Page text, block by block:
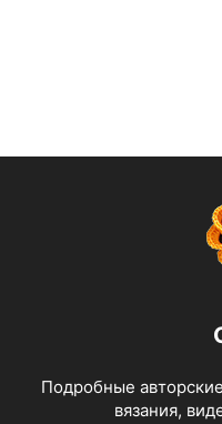
Подробные
вязания,